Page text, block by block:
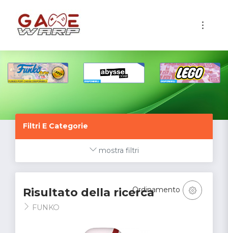
Filtri E Categorie
mostra filtri
Risultato della ricerca
FUNKO
Ordinamento